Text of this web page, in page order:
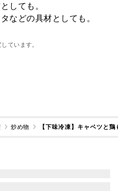
しても。
などの具材としても。
ています。
炒め物 【下味冷凍】キャベツと